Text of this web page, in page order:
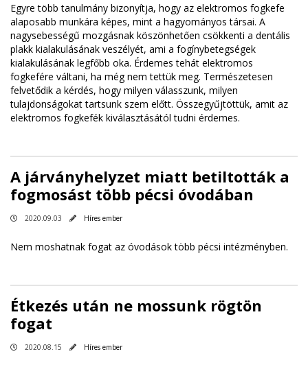
Egyre több tanulmány bizonyítja, hogy az elektromos fogkefe
alaposabb munkára képes, mint a hagyományos társai. A
nagysebességű mozgásnak köszönhetően csökkenti a dentális
plakk kialakulásának veszélyét, ami a fogínybetegségek
kialakulásának legfőbb oka. Érdemes tehát elektromos
fogkefére váltani, ha még nem tettük meg. Természetesen
felvetődik a kérdés, hogy milyen válasszunk, milyen
tulajdonságokat tartsunk szem előtt. Összegyűjtöttük, amit az
elektromos fogkefék kiválasztásától tudni érdemes.
A járványhelyzet miatt betiltották a
fogmosást több pécsi óvodában
2020.09.03 Híres ember
Nem moshatnak fogat az óvodások több pécsi intézményben.
Étkezés után ne mossunk rögtön
fogat
2020.08.15 Híres ember